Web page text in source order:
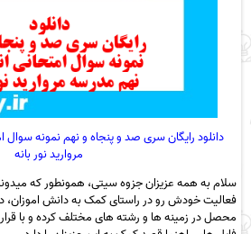
دانلود رایگان سری صد و پنجاه و نهم نمونه سوال
مروارید نور بانه
سلام به همه عزیزان جزوه سیتی، همونطور که
فعالیت خودش رو در راستای کمک به دانش اموزان،
محصل در زمینه ها و رشته های مختلف کرده و با